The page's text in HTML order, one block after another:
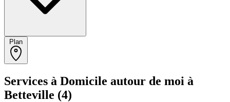
Services à Domicile autour de moi à
Betteville (4)